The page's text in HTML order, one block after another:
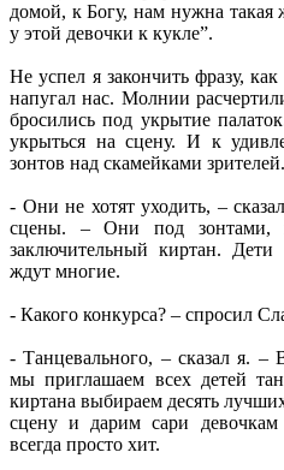
домой, к Богу, нам нужна
у этой девочки к кукле”.
Не успел я закончить фразу,
напугал нас. Молнии
бросились под укрытие
укрыться на сцену. И к
зонтов над скамейками зрителей.
- Они не хотят уходить, –
сцены. – Они под зонтами,
заключительный киртан. Дети
ждут многие.
- Какого конкурса? – спросил
- Танцевального, – сказал я. –
мы приглашаем всех детей
киртана выбираем десять
сцену и дарим сари
всегда просто хит.